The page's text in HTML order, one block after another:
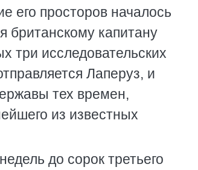
его просторов началось
британскому капитану
три исследовательских
Лаперуз, и
тех времен,
из известных
до сорок третьего